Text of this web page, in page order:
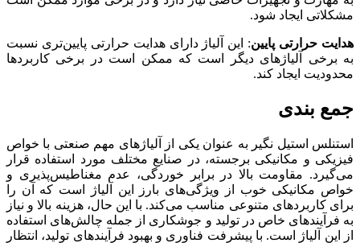
مشکلاتی ایجاد شود.
هدایت حرارتی پایین: این آلیاژ دارای هدایت حرارتی پایین‌تری نسبت
به برخی آلیاژهای دیگر است که ممکن است در برخی کاربردها
محدودیت ایجاد کند.
جمع بندی
استنلس استیل نگیر به عنوان یکی از آلیاژهای مهم صنعتی با خواص
فیزیکی و مکانیکی برجسته، در صنایع مختلف مورد استفاده قرار
می‌گیرد. مقاومت بالا در برابر خوردگی، عدم مغناطیس‌پذیری و
خواص مکانیکی خوب از ویژگی‌های بارز این آلیاژ است که آن را
برای کاربردهای متنوعی مناسب می‌کند. با این حال، هزینه بالا و نیاز
به فرآیندهای خاص در تولید و جوشکاری از جمله چالش‌های استفاده
از این آلیاژ است. با پیشرفت فناوری و بهبود فرآیندهای تولید، انتظار